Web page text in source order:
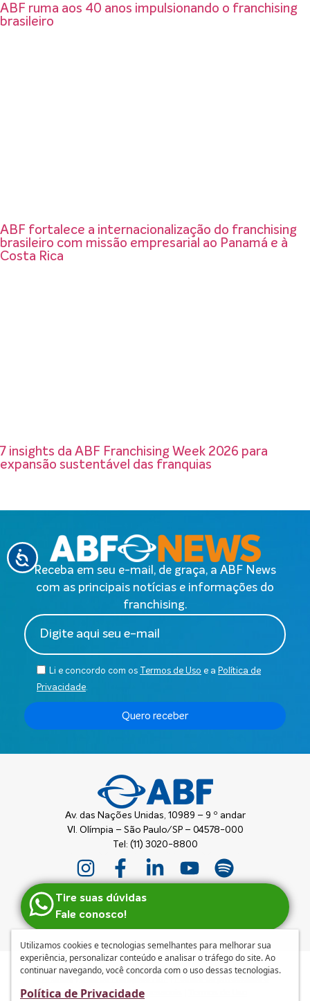
ABF ruma aos 40 anos impulsionando o franchising
brasileiro
ABF fortalece a internacionalização do franchising
brasileiro com missão empresarial ao Panamá e à
Costa Rica
7 insights da ABF Franchising Week 2026 para
expansão sustentável das franquias
Receba em seu e-mail, de graça, a ABF News
com as principais notícias e informações do
franchising.
Li e concordo com os Termos de Uso e a Política de
Privacidade.
Quero receber
Av. das Nações Unidas, 10989 – 9 º andar
Vl. Olímpia – São Paulo/SP – 04578-000
Tel: (11) 3020-8800
Tire suas dúvidas
Fale conosco!
|Guia de Franquias ABF
Política de privacidade e
tratamento de dados pessoais
Utilizamos cookies e tecnologias semelhantes para melhorar sua
experiência, personalizar conteúdo e analisar o tráfego do site. Ao
continuar navegando, você concorda com o uso dessas tecnologias.
Política de Privacidade